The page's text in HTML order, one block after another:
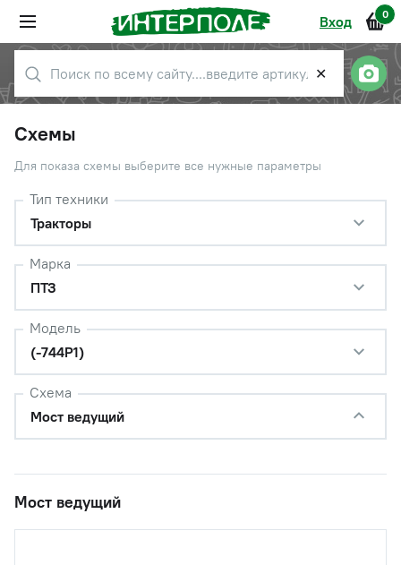
Вход 0
✕
Схемы
Для показа схемы выберите все нужные параметры
Тип техники
Тракторы
Марка
ПТЗ
Модель
(-744Р1)
Схема
Мост ведущий
Мост ведущий